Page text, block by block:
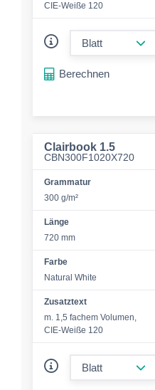
CIE-Weiße 120
Berechnen
Clairbook 1.5
CBN300F1020X720
Grammatur
300 g/m²
Länge
720 mm
Farbe
Natural White
Zusatztext
m. 1,5 fachem Volumen,
CIE-Weiße 120